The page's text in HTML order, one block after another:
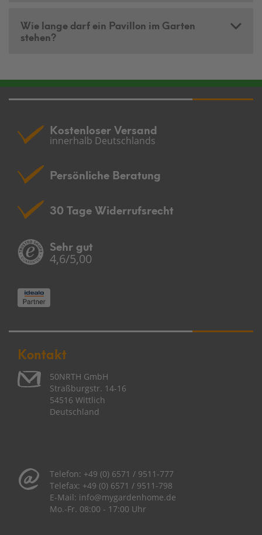
Wie lange darf ein Pavillon im Garten
stehen?
Kostenloser Versand
innerhalb Deutschlands
Persönliche Beratung
30 Tage Widerrufsrecht
Sehr gut
4,6/5,00
Kontakt
50NRTH GmbH
Straßburgstr. 14-16
54516 Wittlich
Deutschland
Telefon: +49 (0) 6571 / 9511-777
Telefax: +49 (0) 6571 / 9511-798
E-Mail: info@mygardenhome.de
Mo.-Fr. 08:00 - 17:00 Uhr